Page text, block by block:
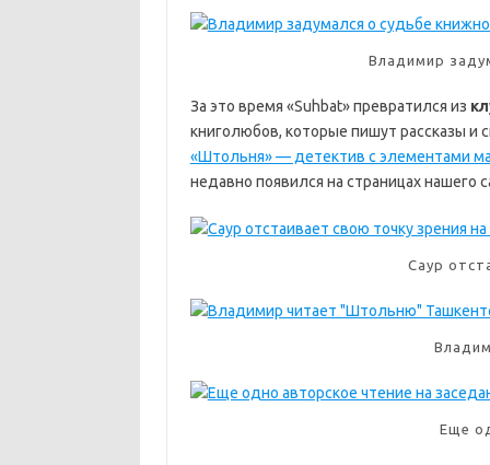
Владимир
За это время «Suhbat» превратился из
книголюбов, которые пишут рассказы и
«Штольня» — детектив с элементами
недавно появился на страницах нашего
Саур
Еще